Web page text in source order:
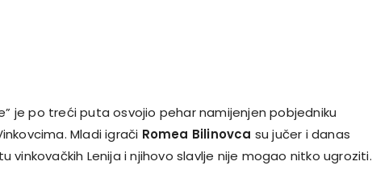
je po treći puta osvojio pehar namijenjen pobjedniku
Mladi igrači Romea Bilinovca su jučer i danas
vinkovačkih Lenija i njihovo slavlje nije mogao nitko ugroziti.